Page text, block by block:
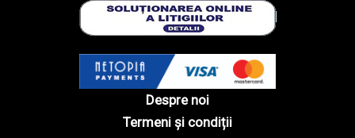
Despre noi
Termeni și condiții